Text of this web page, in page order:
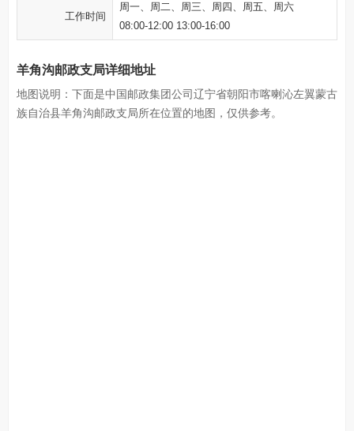
工作时间
周一、周二、周三、周四、周五、周六
08:00-12:00 13:00-16:00
羊角沟邮政支局详细地址
地图说明：下面是中国邮政集团公司辽宁省朝阳市喀喇沁左翼蒙古
族自治县羊角沟邮政支局所在位置的地图，仅供参考。